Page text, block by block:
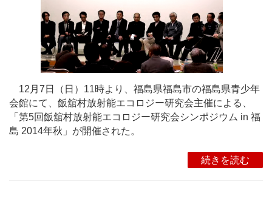
12月7日（日）11時より、福島県福島市の福島県青少年
会館にて、飯舘村放射能エコロジー研究会主催による、
「第5回飯舘村放射能エコロジー研究会シンポジウム in 福
島 2014年秋」が開催された。
続きを読む